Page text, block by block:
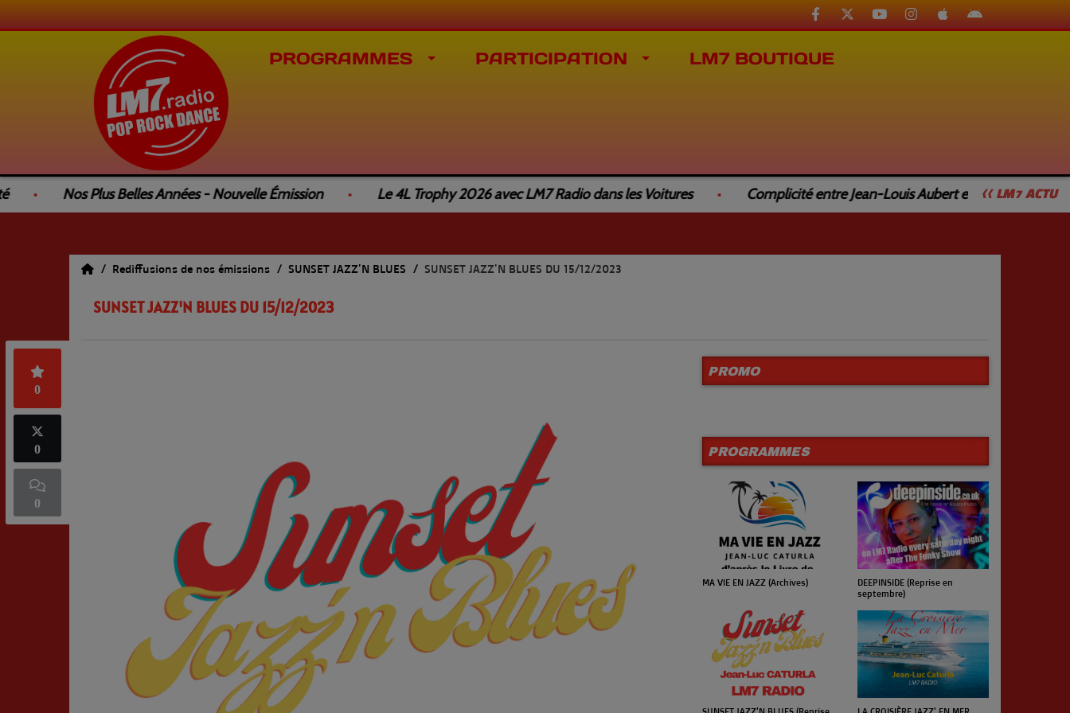
PROGRAMMES PARTICIPATION LM7 BOUTIQUE
<< LM7 ACTU
Nos Plus Belles Années - Nouvelle Émission Le 4L Trophy 2026 avec LM7 Radio dans les Voitures Complicité entre Jean-Louis Aubert et Jean-Luc Caturla
Rediffusions de nos émissions SUNSET JAZZ'N BLUES SUNSET JAZZ'N BLUES DU 15/12/2023
SUNSET JAZZ'N BLUES DU 15/12/2023
0
0
0
PROMO
PROGRAMMES
MA VIE EN JAZZ (Archives)
DEEPINSIDE (Reprise en
septembre)